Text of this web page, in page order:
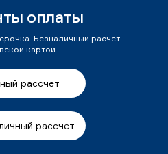
оплаты
Безналичный расчет.
картой
рассчет
рассчет